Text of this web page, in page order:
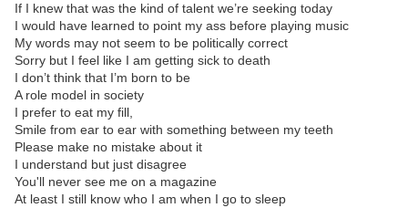
If I knew that was the kind of talent we’re seeking today
I would have learned to point my ass before playing music
My words may not seem to be politically correct
Sorry but I feel like I am getting sick to death
I don’t think that I’m born to be
A role model in society
I prefer to eat my fill,
Smile from ear to ear with something between my teeth
Please make no mistake about it
I understand but just disagree
You'll never see me on a magazine
At least I still know who I am when I go to sleep